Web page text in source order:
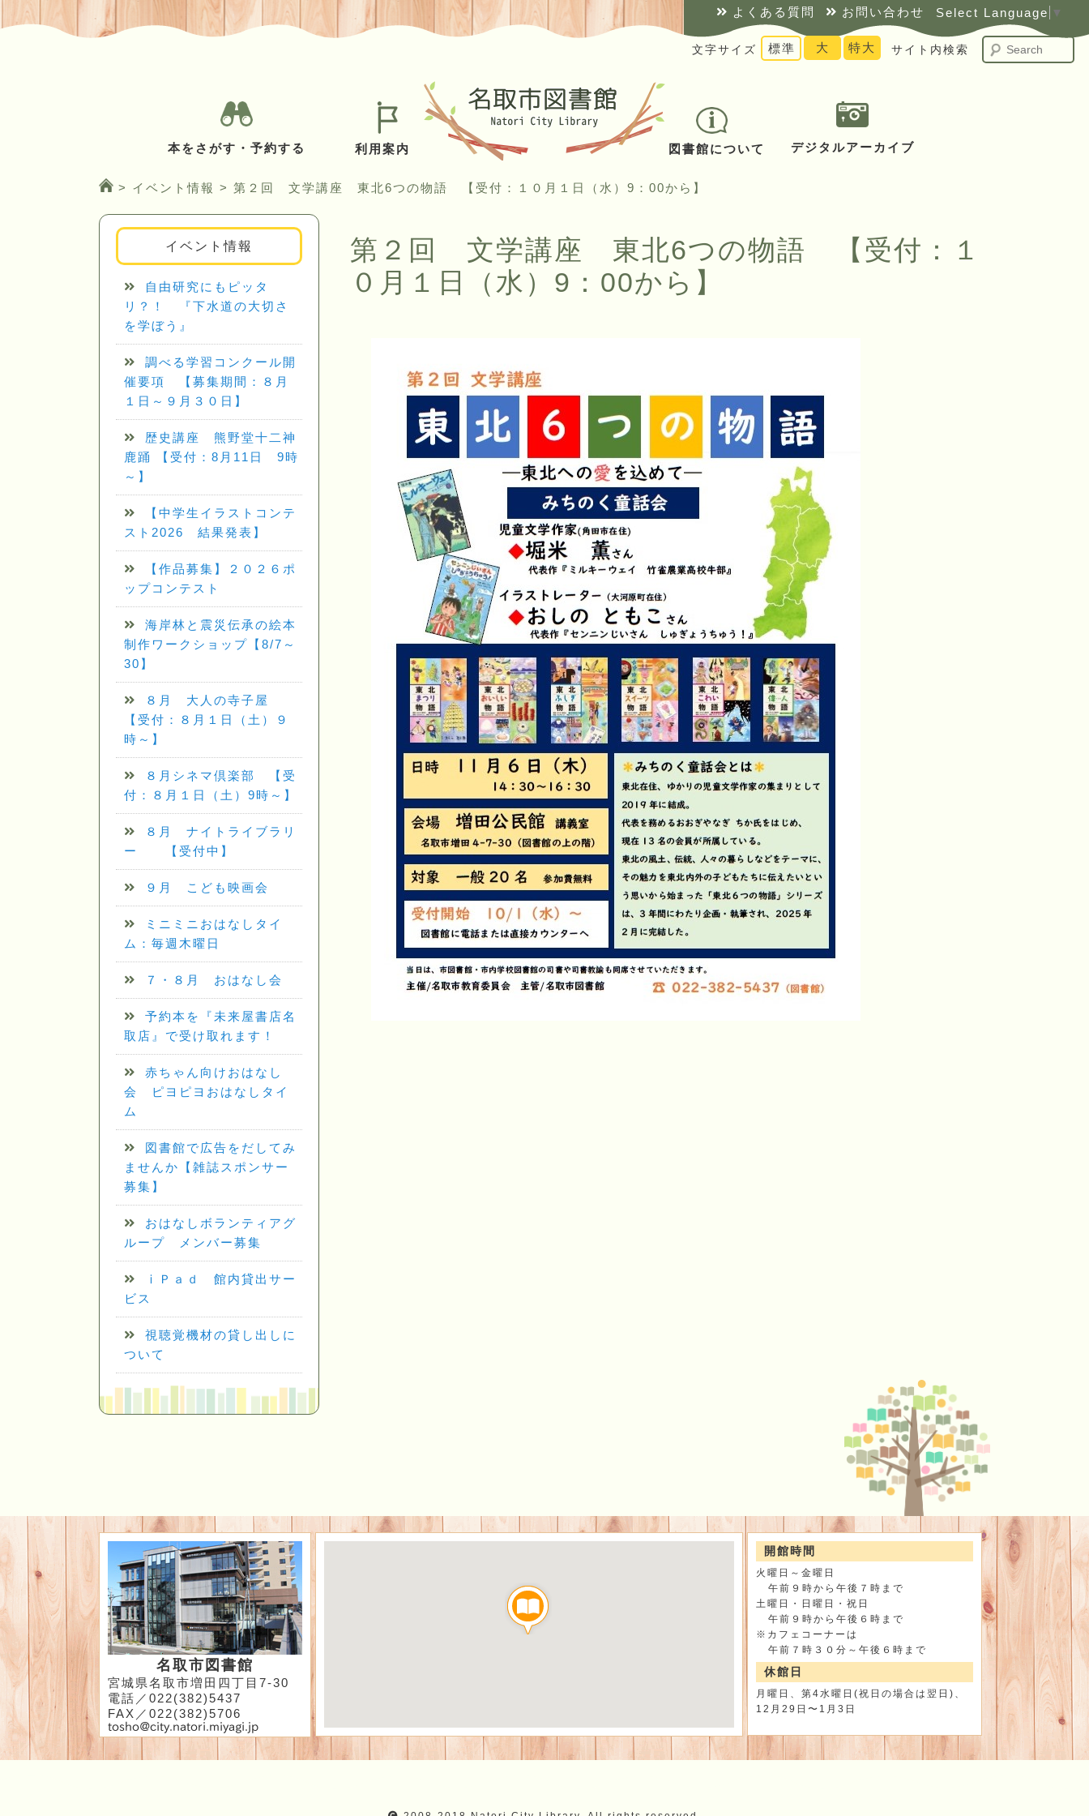
本をさがす・予約する 利用案内 図書館について デジタルアーカイブ
よくある質問 お問い合わせ Select Language ▼
文字サイズ 標準 大 特大 サイト内検索
> イベント情報 > 第２回 文学講座 東北6つの物語 【受付：１０月１日（水）9：00から】
第２回 文学講座 東北6つの物語 【受付：１
０月１日（水）9：00から】
イベント情報
自由研究にもピッタ
リ？！ 『下水道の大切さ
を学ぼう』
調べる学習コンクール開
催要項 【募集期間：８月
１日～９月３０日】
歴史講座 熊野堂十二神
鹿踊 【受付：8月11日 9時
～】
【中学生イラストコンテ
スト2026 結果発表】
【作品募集】２０２６ポ
ップコンテスト
海岸林と震災伝承の絵本
制作ワークショップ【8/7～
30】
８月 大人の寺子屋
【受付：８月１日（土）９
時～】
８月シネマ倶楽部 【受
付：８月１日（土）9時～】
８月 ナイトライブラリ
ー 【受付中】
９月 こども映画会
ミニミニおはなしタイ
ム：毎週木曜日
７・８月 おはなし会
予約本を『未来屋書店名
取店』で受け取れます！
赤ちゃん向けおはなし
会 ピヨピヨおはなしタイ
ム
図書館で広告をだしてみ
ませんか【雑誌スポンサー
募集】
おはなしボランティアグ
ループ メンバー募集
ⅰＰａｄ 館内貸出サー
ビス
視聴覚機材の貸し出しに
ついて
名取市図書館
宮城県名取市増田四丁目7-30
電話／022(382)5437
FAX／022(382)5706
開館時間
火曜日～金曜日
午前９時から午後７時まで
土曜日・日曜日・祝日
午前９時から午後６時まで
※カフェコーナーは
午前７時３０分～午後６時まで
休館日
月曜日、第4水曜日(祝日の場合は翌日)、
12月29日〜1月3日